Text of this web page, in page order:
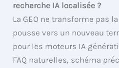
recherche IA localisée ?
La GEO ne transforme pas
pousse vers un nouveau
pour les moteurs IA
FAQ naturelles, schéma